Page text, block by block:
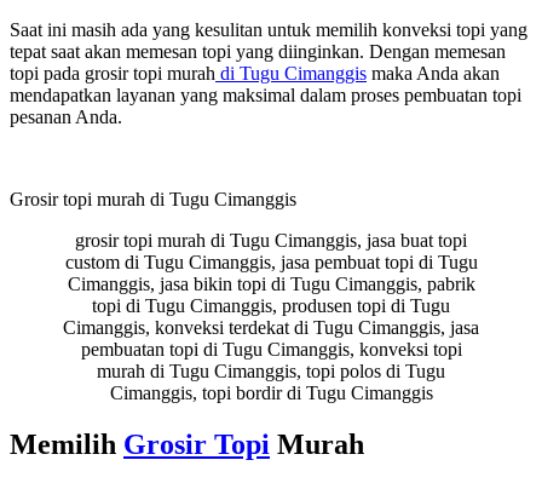
Saat ini masih ada yang kesulitan untuk memilih konveksi topi yang
tepat saat akan memesan topi yang diinginkan. Dengan memesan
topi pada grosir topi murah di Tugu Cimanggis maka Anda akan
mendapatkan layanan yang maksimal dalam proses pembuatan topi
pesanan Anda.
Grosir topi murah di Tugu Cimanggis
grosir topi murah di Tugu Cimanggis, jasa buat topi
custom di Tugu Cimanggis, jasa pembuat topi di Tugu
Cimanggis, jasa bikin topi di Tugu Cimanggis, pabrik
topi di Tugu Cimanggis, produsen topi di Tugu
Cimanggis, konveksi terdekat di Tugu Cimanggis, jasa
pembuatan topi di Tugu Cimanggis, konveksi topi
murah di Tugu Cimanggis, topi polos di Tugu
Cimanggis, topi bordir di Tugu Cimanggis
Memilih Grosir Topi Murah